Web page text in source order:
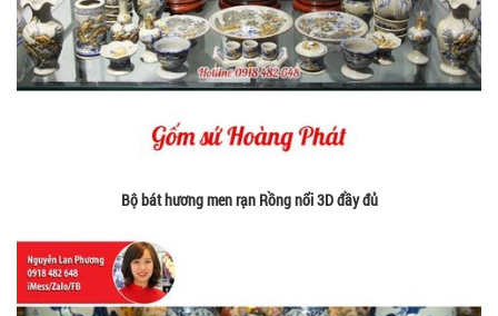
Bộ bát hương men rạn Rồng nổi 3D đầy đủ